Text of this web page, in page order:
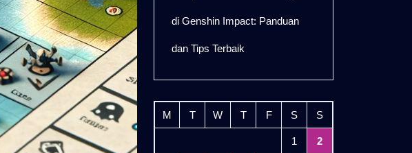
di Genshin Impact: Panduan
dan Tips Terbaik
M T W T F S S
1 2